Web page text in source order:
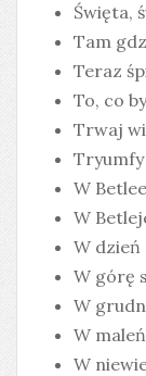
Święta,
Tam
Teraz
To, co
Trwaj
Tryumfy
W
W
W dzień
W górę
W
W
W